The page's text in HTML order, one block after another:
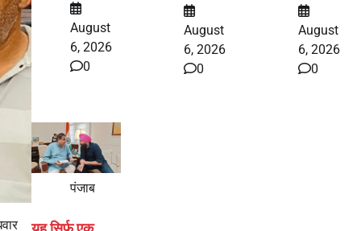
August
6, 2026
0
August
6, 2026
0
August
6, 2026
0
पंजाब